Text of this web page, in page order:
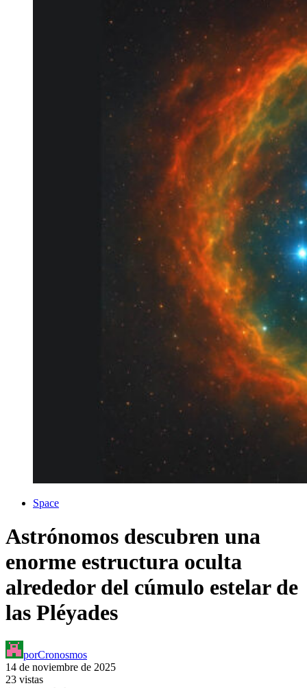
Space
Astrónomos descubren una
enorme estructura oculta
alrededor del cúmulo estelar de
las Pléyades
porCronosmos
14 de noviembre de 2025
23 vistas